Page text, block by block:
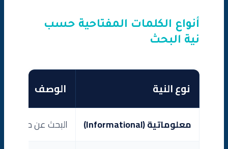
أنواع الكلمات المفتاحية حسب
نية البحث
نوع النية الوصف
معلوماتية (Informational)
البحث عن